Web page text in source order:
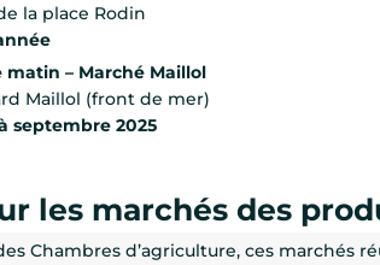
la place Rodin
matin – Marché Maillol
Maillol (front de mer)
septembre 2025
les marchés des
Chambres d’agriculture, ces marchés